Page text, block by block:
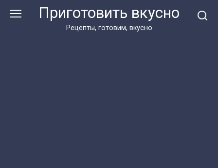
Приготовить вкусно
Рецепты, готовим, вкусно